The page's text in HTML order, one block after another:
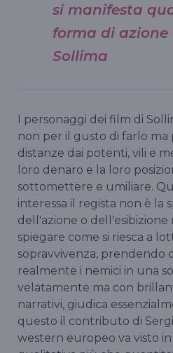
si manifesta
forma di azione
Sollima
I personaggi dei film di
non per il gusto di farlo
distanze dai potenti, vili e
loro denaro e la loro
sottomettere e umiliare.
interessa il regista non è la
dell'azione o dell'esibizione
spiegare come si riesca a
sopravvivenza, prendendo
realmente i nemici in una
velatamente ma con
narrativi, giudica
questo il contributo di
western europeo va visto